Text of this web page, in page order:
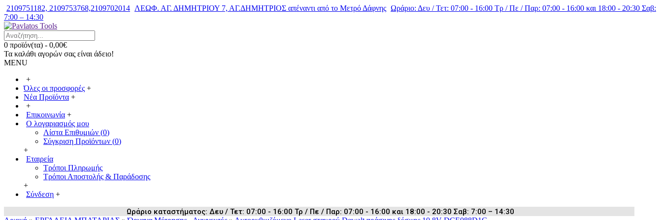
2109751182, 2109753768,2109702014 ΛΕΩΦ. ΑΓ. ΔΗΜΗΤΡΙΟΥ 7, ΑΓ.ΔΗΜΗΤΡΙΟΣ απέναντι από το Μετρό Δάφνης Ωράριο: Δευ / Τετ: 07:00 - 16:00 Τρ / Πε / Παρ: 07:00 - 16:00 και 18:00 - 20:30 Σαβ:
7:00 – 14:30
0 προϊόν(τα) - 0,00€
Τα καλάθι αγορών σας είναι άδειο!
MENU
+
Όλες οι προσφορές +
Νέα Προϊόντα +
+
Επικοινωνία +
Ο λογαριασμός μου
Λίστα Επιθυμιών (0)
Σύγκριση Προϊόντων (0)
+
Εταιρεία
Τρόποι Πληρωμής
Τρόποι Αποστολής & Παράδοσης
+
Σύνδεση +
Ωράριο καταστήματος: Δευ / Τετ: 07:00 - 16:00 Τρ / Πε / Παρ: 07:00 - 16:00 και 18:00 - 20:30 Σαβ: 7:00 – 14:30